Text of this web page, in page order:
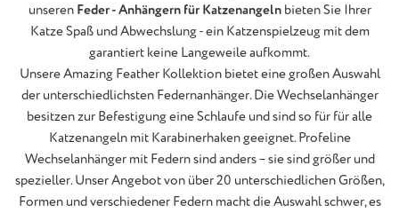
unseren Feder - Anhängern für Katzenangelnbieten Sie Ihrer
Katze Spaß und Abwechslung - ein Katzenspielzeug mit dem
garantiert keine Langeweile aufkommt.
Unsere Amazing Feather Kollektion bietet eine großen Auswahl
der unterschiedlichsten Federnanhänger. Die Wechselanhänger
besitzen zur Befestigung eine Schlaufe und sind so für für alle
Katzenangeln mit Karabinerhaken geeignet. Profeline
Wechselanhänger mit Federn sind anders – sie sind größer und
spezieller. Unser Angebot von über 20 unterschiedlichen Größen,
Formen und verschiedener Federn macht die Auswahl schwer, es